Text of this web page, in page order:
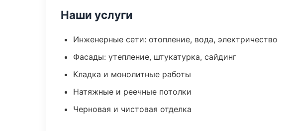
Наши услуги
Инженерные сети: отопление, вода, электричество
Фасады: утепление, штукатурка, сайдинг
Кладка и монолитные работы
Натяжные и реечные потолки
Черновая и чистовая отделка